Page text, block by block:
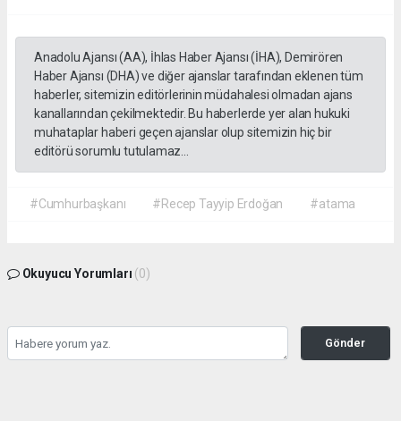
Anadolu Ajansı (AA), İhlas Haber Ajansı (İHA), Demirören
Haber Ajansı (DHA) ve diğer ajanslar tarafından eklenen tüm
haberler, sitemizin editörlerinin müdahalesi olmadan ajans
kanallarından çekilmektedir. Bu haberlerde yer alan hukuki
muhataplar haberi geçen ajanslar olup sitemizin hiç bir
editörü sorumlu tutulamaz...
#Cumhurbaşkanı #Recep Tayyip Erdoğan #atama
Okuyucu Yorumları (0)
Gönder